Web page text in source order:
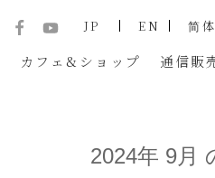
カフェ&ショップ 通信販
JP EN 简
2024年 9月